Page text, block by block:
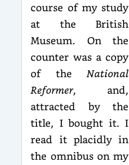
course of my study
at the British
Museum. On the
counter was a copy
of the National
Reformer, and,
attracted by the
title, I bought it. I
read it placidly in
the omnibus on my